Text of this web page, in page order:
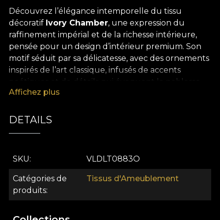
Découvrez l’élégance intemporelle du tissu
décoratif Ivory Chamber, une expression du
raffinement impérial et de la richesse intérieure,
pensée pour un design d’intérieur premium. Son
motif séduit par sa délicatesse, avec des ornements
inspirés de l’art classique, infusés de accents
poétiques et de détails qui évoquent la noblesse
d’autrefois. Chaque centimètre diffuse une
visuelle d’exception, où la subtilité des tons ivoire
fait un choix inspirant pour celles et ceux qui
raffinement à tout espace. Ivory Chamberest
idéal pour des rideaux qui donnent l’impression
Affichez plus
DETAILS
SKU VLDLT0883O
Catégories de
produits
Tissus d'Ameublement